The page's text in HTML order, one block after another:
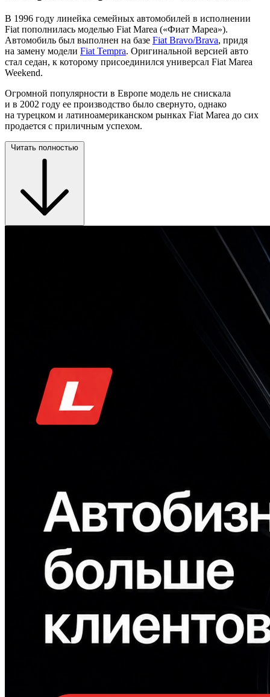
В 1996 году линейка семейных автомобилей в исполнении
Fiat пополнилась моделью Fiat Marea («Фиат Мареа»).
Автомобиль был выполнен на базе Fiat Bravo/Brava, придя
на замену модели Fiat Tempra. Оригинальной версией авто
стал седан, к которому присоединился универсал Fiat Marea
Weekend.
Огромной популярности в Европе модель не снискала
и в 2002 году ее производство было свернуто, однако
на турецком и латиноамериканском рынках Fiat Marea до сих
продается с приличным успехом.
Читать полностью